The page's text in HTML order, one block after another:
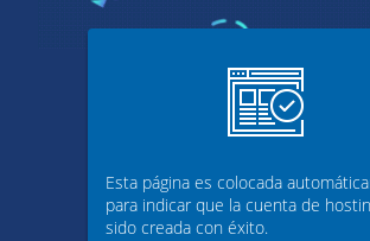
Esta página es colocada
para indicar que la cuenta de
sido creada con éxito.